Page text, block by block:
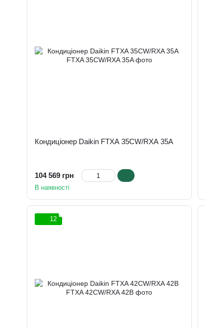
Кондиціонер Daikin FTXA 35CW/RXA 35A
104 569 грн
В наявності
12